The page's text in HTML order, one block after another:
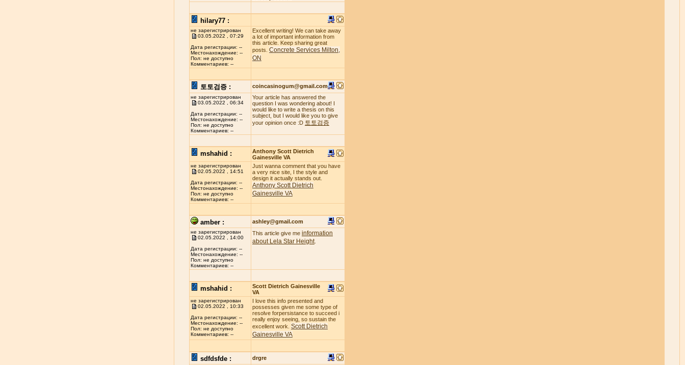
hilary77 :
не зарегистрирован
03.05.2022 , 07:29
Дата регистрации: --
Местонахождение: --
Пол: не доступно
Комментариев: --
Excellent writing! We can take away
a lot of important information from
this article. Keep sharing great
posts. Concrete Services Milton,
ON
토토검증 : coincasinogum@gmail.com
не зарегистрирован
03.05.2022 , 06:34
Дата регистрации: --
Местонахождение: --
Пол: не доступно
Комментариев: --
Your article has answered the
question I was wondering about! I
would like to write a thesis on this
subject, but I would like you to give
your opinion once :D 토토검증
mshahid :
Anthony Scott Dietrich
Gainesville VA
не зарегистрирован
02.05.2022 , 14:51
Дата регистрации: --
Местонахождение: --
Пол: не доступно
Комментариев: --
Just wanna comment that you have
a very nice site, I the style and
design it actually stands out.
Anthony Scott Dietrich
Gainesville VA
amber : ashley@gmail.com
не зарегистрирован
02.05.2022 , 14:00
Дата регистрации: --
Местонахождение: --
Пол: не доступно
Комментариев: --
This article give me information
about Lela Star Height.
mshahid :
Scott Dietrich Gainesville
VA
не зарегистрирован
02.05.2022 , 10:33
Дата регистрации: --
Местонахождение: --
Пол: не доступно
Комментариев: --
I love this info presented and
possesses given me some type of
resolve forpersistance to succeed i
really enjoy seeing, so sustain the
excellent work. Scott Dietrich
Gainesville VA
sdfdsfde : drgre